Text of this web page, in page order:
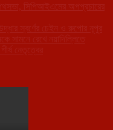
পথসভা, সিপিআইএমের অপপ্রচারের
স্বর্ণের চেইন ও রুপোর নূপুর
সামনে রেখে নয়াদিল্লিতে
নেতৃত্বের